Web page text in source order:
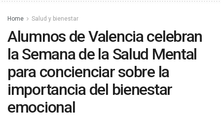
Home Salud y bienestar
Alumnos de Valencia celebran
la Semana de la Salud Mental
para concienciar sobre la
importancia del bienestar
emocional